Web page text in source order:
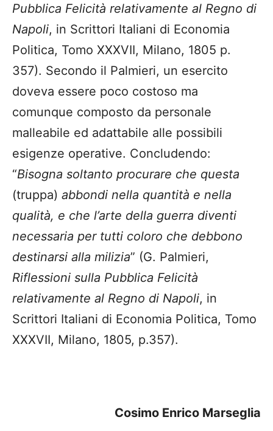
Pubblica Felicità relativamente al Regno di
Napoli, in Scrittori Italiani di Economia
Politica, Tomo XXXVII, Milano, 1805 p.
357). Secondo il Palmieri, un esercito
doveva essere poco costoso ma
comunque composto da personale
malleabile ed adattabile alle possibili
esigenze operative. Concludendo:
“Bisogna soltanto procurare che questa
(truppa) abbondi nella quantità e nella
qualità, e che l’arte della guerra diventi
necessaria per tutti coloro che debbono
destinarsi alla milizia” (G. Palmieri,
Riflessioni sulla Pubblica Felicità
relativamente al Regno di Napoli, in
Scrittori Italiani di Economia Politica, Tomo
XXXVII, Milano, 1805, p.357).
Cosimo Enrico Marseglia